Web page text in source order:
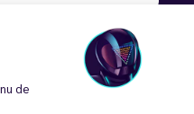
de
en base végétale